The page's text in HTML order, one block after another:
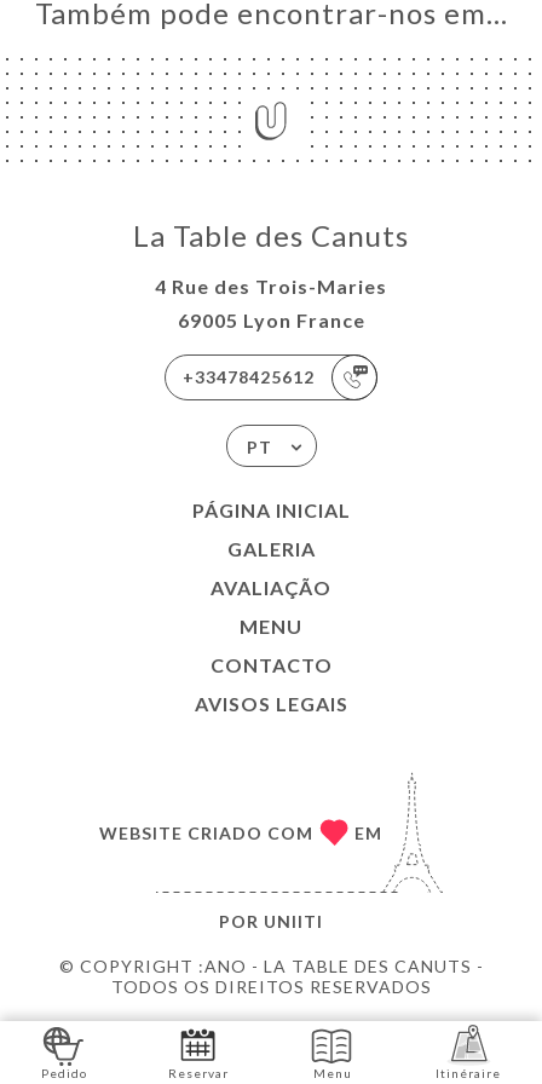
Também pode encontrar-nos em…
La Table des Canuts
4 Rue des Trois-Maries
69005 Lyon France
+33478425612
PT
PÁGINA INICIAL
GALERIA
AVALIAÇÃO
MENU
CONTACTO
AVISOS LEGAIS
© COPYRIGHT :ANO - LA TABLE DES CANUTS -
TODOS OS DIREITOS RESERVADOS
WEBSITE CRIADO COM EM
POR UNIITI
Pedido Reservar Menu Itinéraire